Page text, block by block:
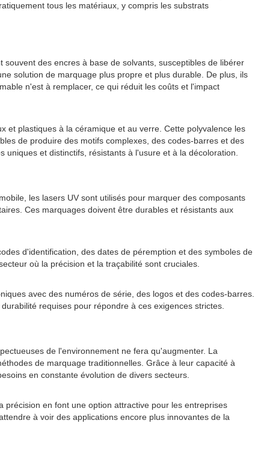
tous les matériaux, y compris les substrats
des encres à base de solvants, susceptibles de libérer
solution de marquage plus propre et plus durable. De plus, ils
n'est à remplacer, ce qui réduit les coûts et l'impact
et plastiques à la céramique et au verre. Cette polyvalence les
de produire des motifs complexes, des codes-barres et des
et distinctifs, résistants à l'usure et à la décoloration.
les lasers UV sont utilisés pour marquer des composants
Ces marquages doivent être durables et résistants aux
d'identification, des dates de péremption et des symboles de
où la précision et la traçabilité sont cruciales.
avec des numéros de série, des logos et des codes-barres.
requises pour répondre à ces exigences strictes.
de l'environnement ne fera qu'augmenter. La
de marquage traditionnelles. Grâce à leur capacité à
en constante évolution de divers secteurs.
en font une option attractive pour les entreprises
à voir des applications encore plus innovantes de la